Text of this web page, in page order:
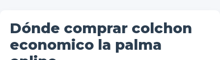
Dónde comprar colchon
economico la palma